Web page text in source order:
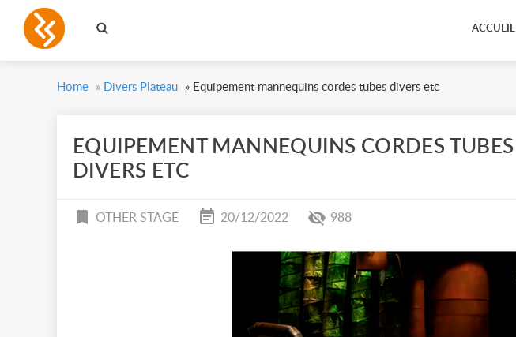
ACCUEIL
Home » Divers Plateau » Equipement mannequins cordes tubes divers etc
EQUIPEMENT MANNEQUINS CORDES TUBES
DIVERS ETC
OTHER STAGE 20/12/2022 988